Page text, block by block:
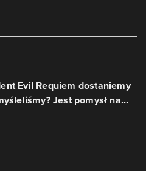
Evil Requiem dostaniemy
Jest pomysł na...